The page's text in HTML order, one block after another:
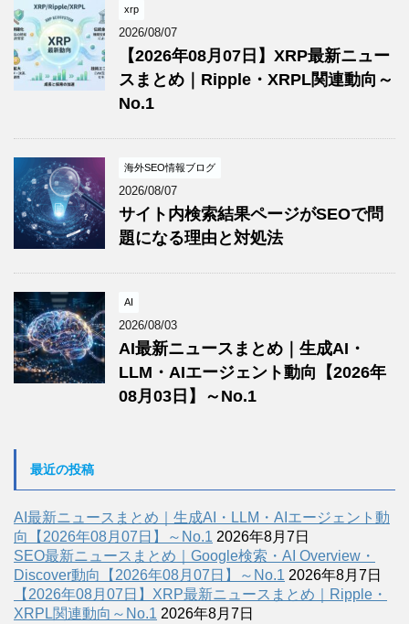
xrp
2026/08/07
【2026年08月07日】XRP最新ニュー
スまとめ｜Ripple・XRPL関連動向～
No.1
海外SEO情報ブログ
2026/08/07
サイト内検索結果ページがSEOで問
題になる理由と対処法
AI
2026/08/03
AI最新ニュースまとめ｜生成AI・
LLM・AIエージェント動向【2026年
08月03日】～No.1
最近の投稿
AI最新ニュースまとめ｜生成AI・LLM・AIエージェント動
向【2026年08月07日】～No.1 2026年8月7日
SEO最新ニュースまとめ｜Google検索・AI Overview・
Discover動向【2026年08月07日】～No.1 2026年8月7日
【2026年08月07日】XRP最新ニュースまとめ｜Ripple・
XRPL関連動向～No.1 2026年8月7日